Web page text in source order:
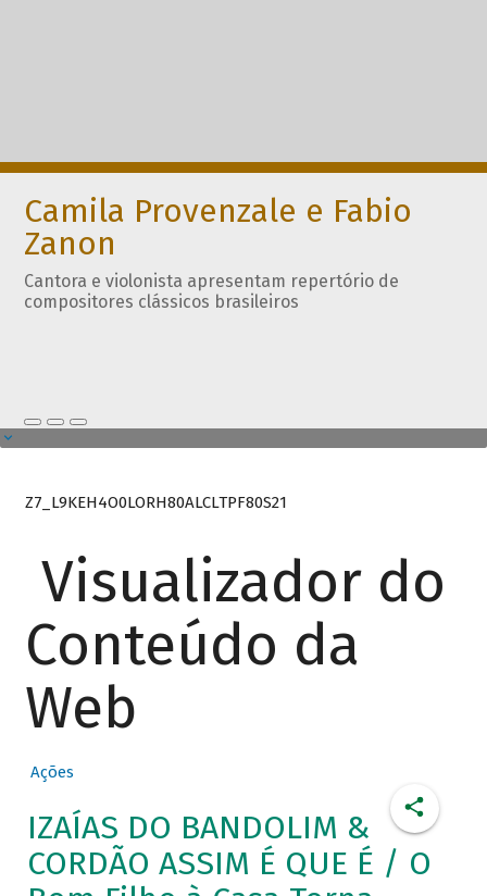
Camila Provenzale e Fabio
Zanon
Cantora e violonista apresentam repertório de
compositores clássicos brasileiros
Z7_L9KEH4O0LORH80ALCLTPF80S21
Visualizador do
Conteúdo da
Web
Ações
IZAÍAS DO BANDOLIM &
CORDÃO ASSIM É QUE É / O